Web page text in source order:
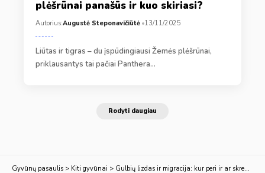
plėšrūnai panašūs ir kuo skiriasi?
Autorius:Augustė Steponavičiūtė 13/11/2025
Liūtas ir tigras – du įspūdingiausi Žemės plėšrūnai,
priklausantys tai pačiai Panthera…
Rodyti daugiau
Gyvūnų pasaulis > Kiti gyvūnai > Gulbių lizdas ir migracija: kur peri ir ar skrenda į pietus